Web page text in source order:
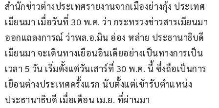
สำนักข่าวต่างประเทศรายงานจากเมืองย่างกุ้ง ประเทศ
เมียนมา เมื่อวันที่ 30 พ.ค. ว่า กระทรวงข่าวสารเมียนมา
ออกแถลงการณ์ ว่าพล.อ.มิน อ่อง หล่าย ประธานาธิบดี
เมียนมา จะเดินทางเยือนอินเดียอย่างเป็นทางการเป็น
เวลา 5 วัน เริ่มตั้งแต่วันเสาร์ที่ 30 พ.ค. นี้ ซึ่งถือเป็นการ
เยือนต่างประเทศครั้งแรก นับตั้งแต่เข้ารับตำแหน่ง
ประธานาธิบดี เมื่อเดือน เม.ย. ที่ผ่านมา